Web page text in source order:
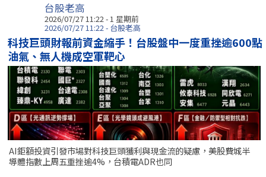
台股老高
2026/07/27 11:22 - 1 星期前
2026/07/27 11:22 - 台股老高
科技巨頭財報前資金縮手！台股盤中一度重挫逾600點
油氣、無人機成空軍靶心
AI鉅額投資引發市場對科技巨頭獲利與現金流的疑慮，美股費城半
導體指數上周五重挫逾4%，台積電ADR也同